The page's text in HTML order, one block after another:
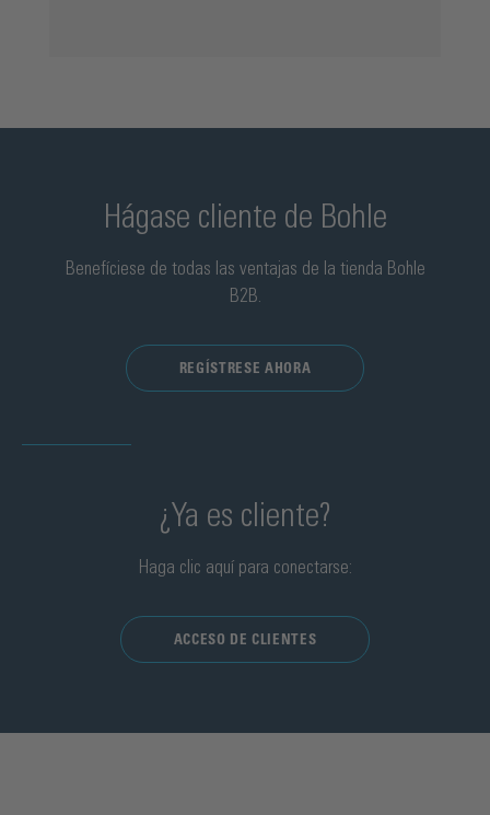
Hágase cliente de Bohle
Benefíciese de todas las ventajas de la tienda Bohle
B2B.
REGÍSTRESE AHORA
¿Ya es cliente?
Haga clic aquí para conectarse:
ACCESO DE CLIENTES